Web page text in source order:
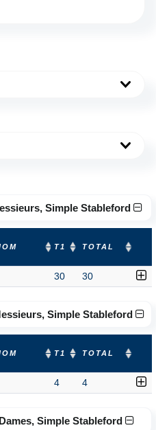
Simple Stableford
T1 TOTAL
30 30
Simple Stableford
T1 TOTAL
4 4
Simple Stableford